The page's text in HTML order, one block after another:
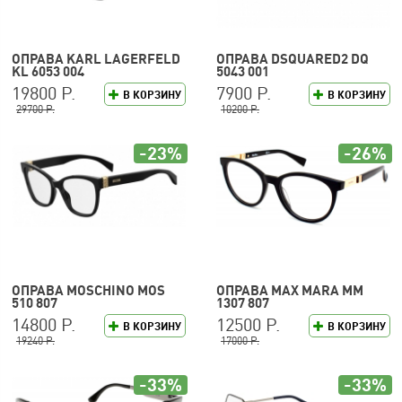
ОПРАВА KARL LAGERFELD
KL 6053 004
В КОРЗИНУ
19800 Р.
29700 Р.
ОПРАВА DSQUARED2 DQ
5043 001
В КОРЗИНУ
7900 Р.
10200 Р.
ОПРАВА MOSCHINO MOS
510 807
В КОРЗИНУ
14800 Р.
19240 Р.
-23%
ОПРАВА MAX MARA MM
1307 807
В КОРЗИНУ
12500 Р.
17000 Р.
-26%
-33% -33%